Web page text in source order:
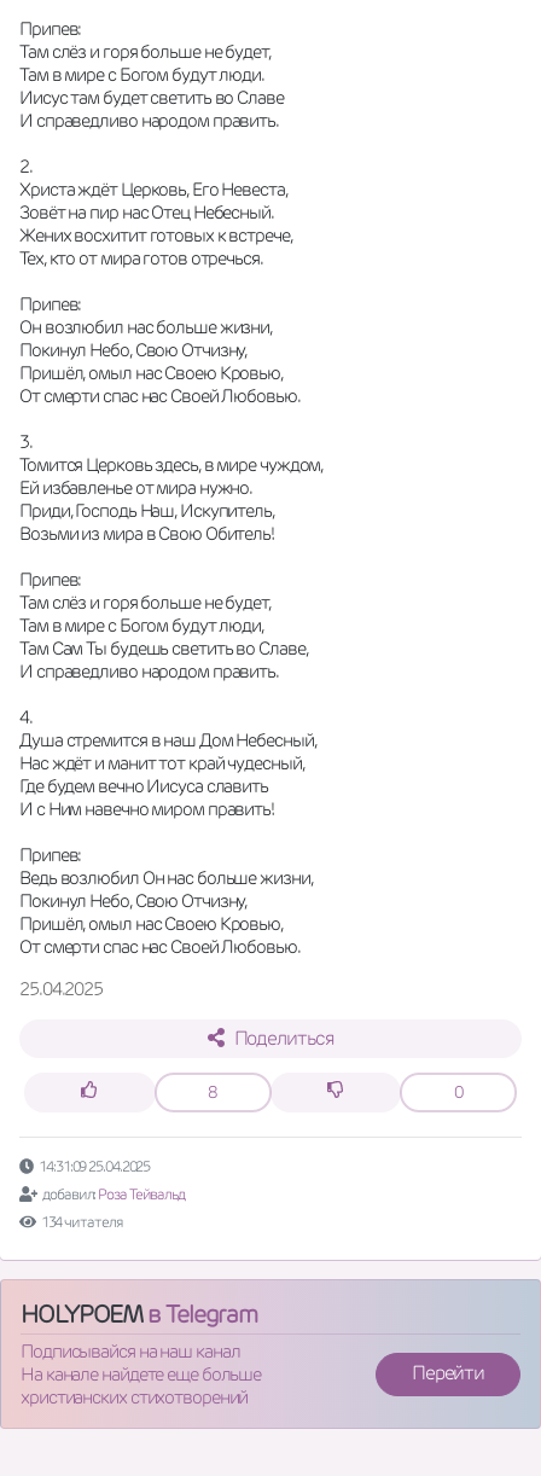
Припев:
Там слёз и горя больше не будет,
Там в мире с Богом будут люди.
Иисус там будет светить во Славе
И справедливо народом править.
2.
Христа ждёт Церковь, Его Невеста,
Зовёт на пир нас Отец Небесный.
Жених восхитит готовых к встрече,
Тех, кто от мира готов отречься.
Припев:
Он возлюбил нас больше жизни,
Покинул Небо, Свою Отчизну,
Пришёл, омыл нас Своею Кровью,
От смерти спас нас Своей Любовью.
3.
Томится Церковь здесь, в мире чуждом,
Ей избавленье от мира нужно.
Приди, Господь Наш, Искупитель,
Возьми из мира в Свою Обитель!
Припев:
Там слёз и горя больше не будет,
Там в мире с Богом будут люди,
Там Сам Ты будешь светить во Славе,
И справедливо народом править.
4.
Душа стремится в наш Дом Небесный,
Нас ждёт и манит тот край чудесный,
Где будем вечно Иисуса славить
И с Ним навечно миром править!
Припев:
Ведь возлюбил Он нас больше жизни,
Покинул Небо, Свою Отчизну,
Пришёл, омыл нас Своею Кровью,
От смерти спас нас Своей Любовью.
25.04.2025
Поделиться
8 0
14:31:09 25.04.2025
добавил: Роза Тейвальд
134 читателя
HOLYPOEMв Telegram
Подписывайся на наш канал
На канале найдете еще больше
христианских стихотворений
Перейти